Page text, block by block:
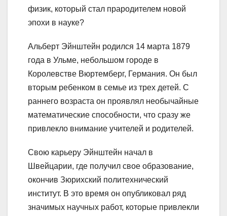
физик, который стал прародителем новой
эпохи в науке?
Альберт Эйнштейн родился 14 марта 1879
года в Ульме, небольшом городе в
Королевстве Вюртемберг, Германия. Он был
вторым ребенком в семье из трех детей. С
раннего возраста он проявлял необычайные
математические способности, что сразу же
привлекло внимание учителей и родителей.
Свою карьеру Эйнштейн начал в
Швейцарии, где получил свое образование,
окончив Зюрихский политехнический
институт. В это время он опубликовал ряд
значимых научных работ, которые привлекли